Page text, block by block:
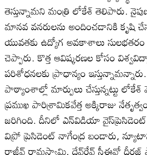
తెస్తున్నామని మంత్రి లోకేశ్‌ తెలిపారు.
మానవ వనరులను అందించడానికి కృషి
యువతకు ఉద్యోగ అవకాశాలు
చెప్పారు. కొత్త ఆవిష్కరణల కోసం
పరిశోధనలకు ప్రాధాన్యం
పాఠ్యాంశాల్లో మార్పులు చేస్తున్నట్టు లోకేశ్‌
ప్రముఖ పారిశ్రామికవేత్త అక్కిరాజు
జరిగింది. దీనిలో ఎన్‌విడియా
విప్రో ప్రెసిడెంట్‌ నాగేంద్ర బండారు,
రాజీవ్‌ రామస్వామి, దేవ్‌రేవ్‌ సీఈవో ధీరజ్‌